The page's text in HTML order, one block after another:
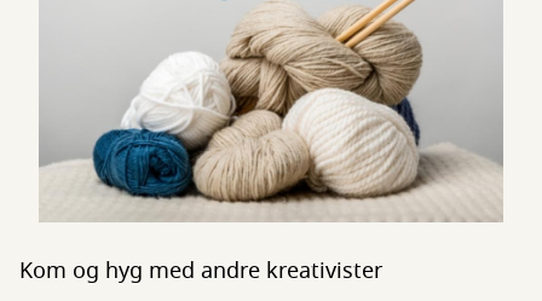
Kom og hyg med andre kreativister